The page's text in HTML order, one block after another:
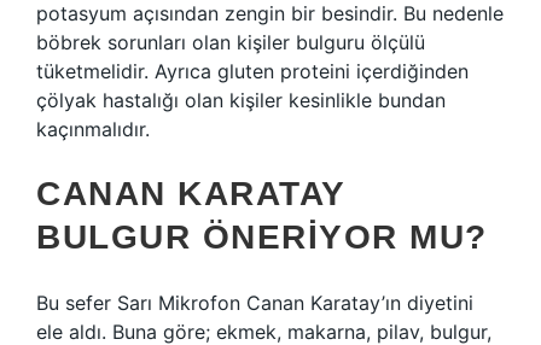
potasyum açısından zengin bir besindir. Bu nedenle
böbrek sorunları olan kişiler bulguru ölçülü
tüketmelidir. Ayrıca gluten proteini içerdiğinden
çölyak hastalığı olan kişiler kesinlikle bundan
kaçınmalıdır.
CANAN KARATAY
BULGUR ÖNERIYOR MU?
Bu sefer Sarı Mikrofon Canan Karatay’ın diyetini
ele aldı. Buna göre; ekmek, makarna, pilav, bulgur,